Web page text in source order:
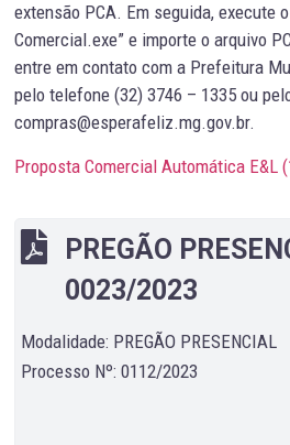
extensão PCA. Em seguida, execute
Comercial.exe” e importe o arquivo
entre em contato com a Prefeitura
pelo telefone (32) 3746 – 1335 ou
compras@esperafeliz.mg.gov.br.
Proposta Comercial Automática E&L (
PREGÃO
0023/2023
Modalidade: PREGÃO PRESENCIAL
Processo Nº: 0112/2023